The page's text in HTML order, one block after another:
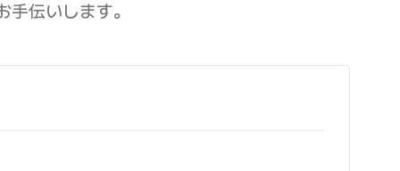
伝いします。